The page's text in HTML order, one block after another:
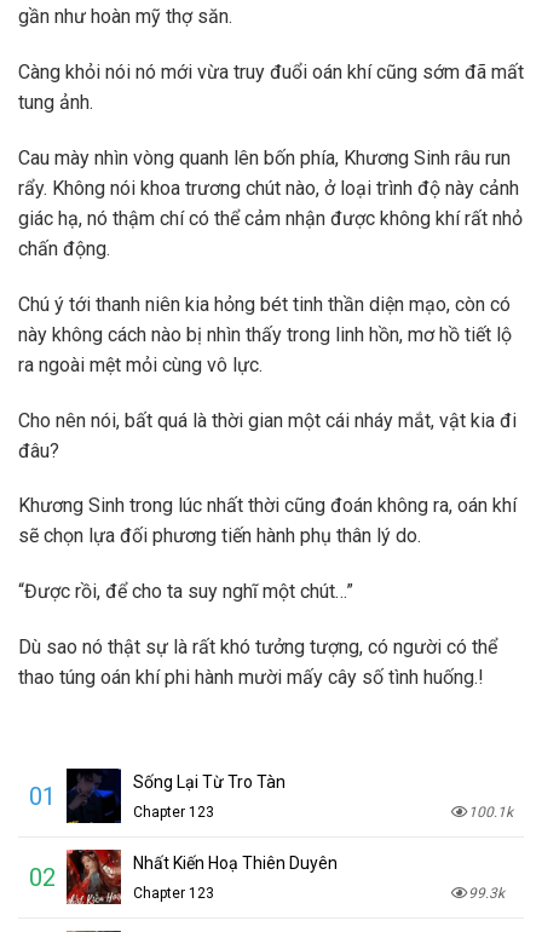
gần như hoàn mỹ thợ săn.
Càng khỏi nói nó mới vừa truy đuổi oán khí cũng sớm đã mất
tung ảnh.
Cau mày nhìn vòng quanh lên bốn phía, Khương Sinh râu run
rẩy. Không nói khoa trương chút nào, ở loại trình độ này cảnh
giác hạ, nó thậm chí có thể cảm nhận được không khí rất nhỏ
chấn động.
Chú ý tới thanh niên kia hỏng bét tinh thần diện mạo, còn có
này không cách nào bị nhìn thấy trong linh hồn, mơ hồ tiết lộ
ra ngoài mệt mỏi cùng vô lực.
Cho nên nói, bất quá là thời gian một cái nháy mắt, vật kia đi
đâu?
Khương Sinh trong lúc nhất thời cũng đoán không ra, oán khí
sẽ chọn lựa đối phương tiến hành phụ thân lý do.
“Được rồi, để cho ta suy nghĩ một chút…”
Dù sao nó thật sự là rất khó tưởng tượng, có người có thể
thao túng oán khí phi hành mười mấy cây số tình huống.!
01 Sống Lại Từ Tro Tàn
Chapter 123 100.1k
02 Nhất Kiến Hoạ Thiên Duyên
Chapter 123 99.3k